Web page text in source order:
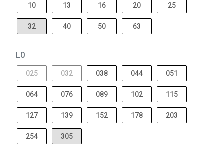
10 13 16 20 25
32 40 50 63
L0
025 032 038 044 051
064 076 089 102 115
127 139 152 178 203
254 305